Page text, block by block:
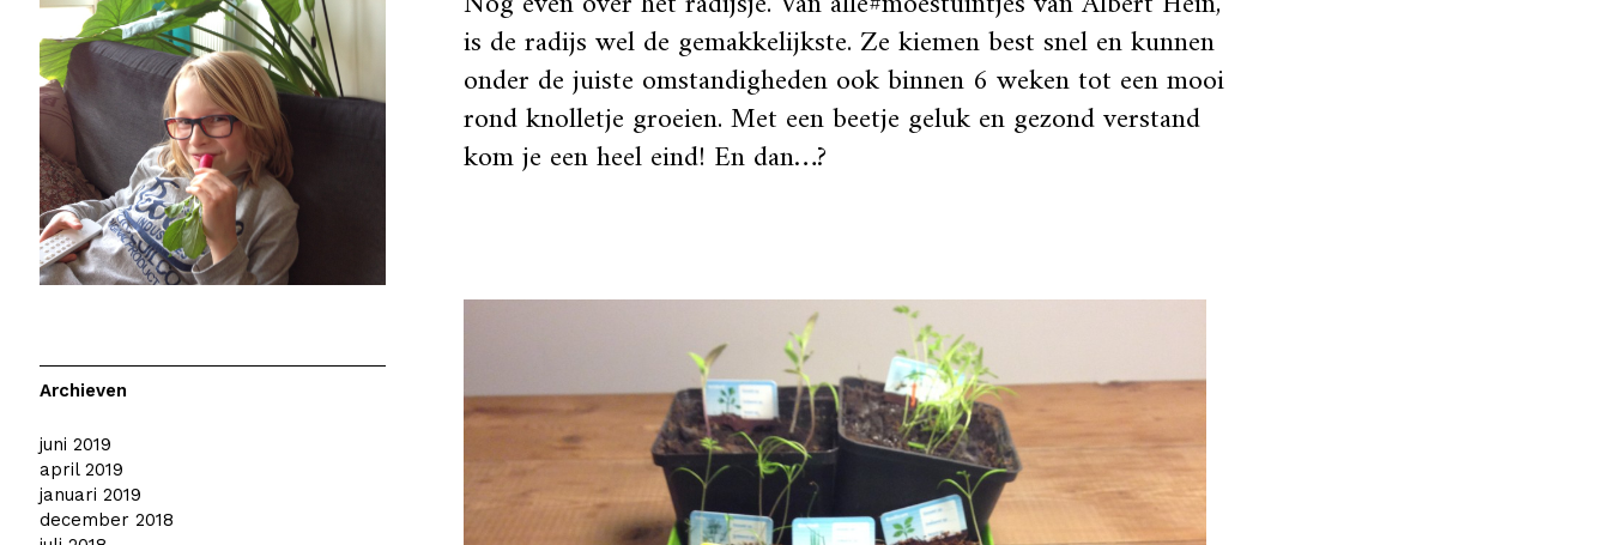
is de radijs wel de gemakkelijkste. Ze kiemen best snel en kunnen
onder de juiste omstandigheden ook binnen 6 weken tot een mooi
rond knolletje groeien. Met een beetje geluk en gezond verstand
kom je een heel eind! En dan…?
Archieven
juni 2019
april 2019
januari 2019
december 2018